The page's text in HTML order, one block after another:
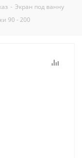
- Экран под ванну
90 - 200